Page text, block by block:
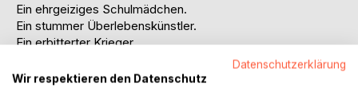
Ein ehrgeiziges Schulmädchen.
Ein stummer Überlebenskünstler.
Ein erbitterter Krieger.
Eine zarte Prinzessin.
Datenschutzerklärung
Wir respektieren den Datenschutz